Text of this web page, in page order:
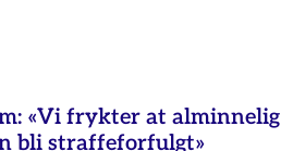
«Vi frykter at alminnelig
bli straffeforfulgt»